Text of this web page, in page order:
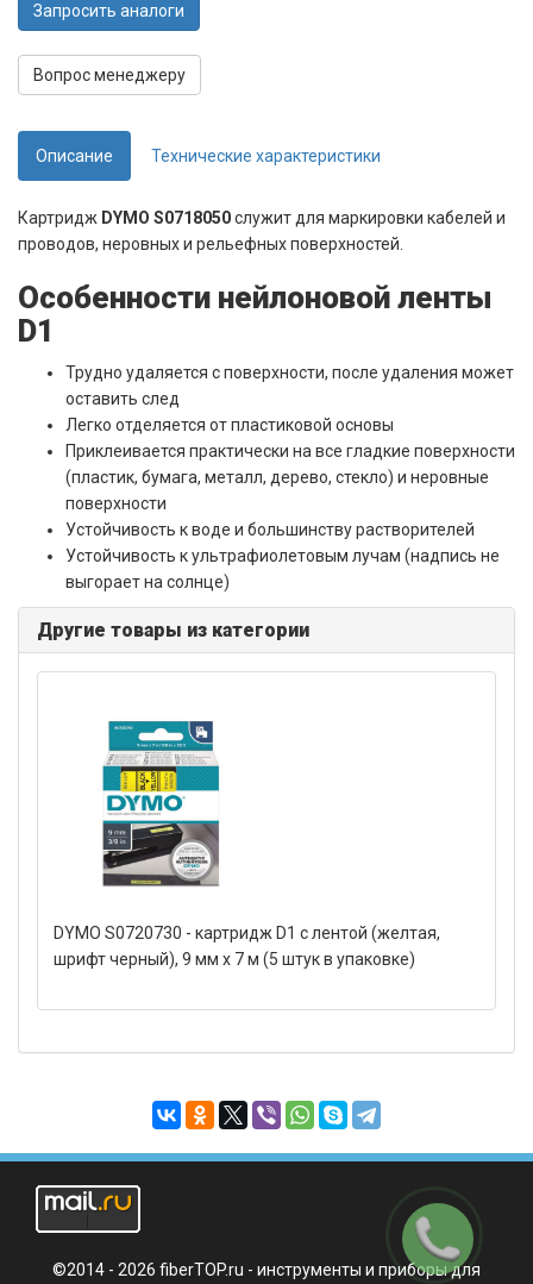
Запросить аналоги
Вопрос менеджеру
Описание Технические характеристики
Картридж DYMO S0718050служит для маркировки кабелей и
проводов, неровных и рельефных поверхностей.
Особенности нейлоновой ленты
D1
Трудно удаляется с поверхности, после удаления может
оставить след
Легко отделяется от пластиковой основы
Приклеивается практически на все гладкие поверхности
(пластик, бумага, металл, дерево, стекло) и неровные
поверхности
Устойчивость к воде и большинству растворителей
Устойчивость к ультрафиолетовым лучам (надпись не
выгорает на солнце)
Другие товары из категории
DYMO S0720730 - картридж D1 с лентой (желтая,
шрифт черный), 9 мм х 7 м (5 штук в упаковке)
©2014 - 2026 fiberTOP.ru - инструменты и приборы для
Заказать
звонок